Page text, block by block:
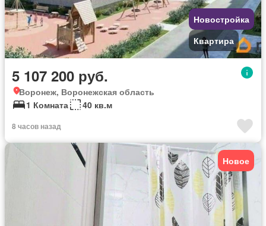
Новостройка
Квартира
5 107 200 руб.
Воронеж, Воронежская область
1 Комната
40 кв.м
8 часов назад
Новое